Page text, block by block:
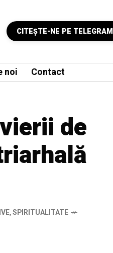
CITEŞTE-NE PE TELEGRAM
noi Contact
de
,SPIRITUALITATE